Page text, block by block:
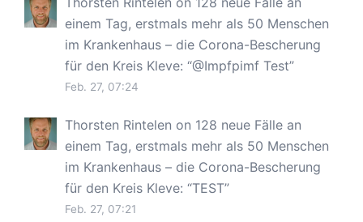
einem Tag, erstmals mehr als 50 Menschen
im Krankenhaus – die Corona-Bescherung
für den Kreis Kleve: “@Impfpimf Test”
Feb. 27, 07:24
Thorsten Rintelen on 128 neue Fälle an
einem Tag, erstmals mehr als 50 Menschen
im Krankenhaus – die Corona-Bescherung
für den Kreis Kleve: “TEST”
Feb. 27, 07:21